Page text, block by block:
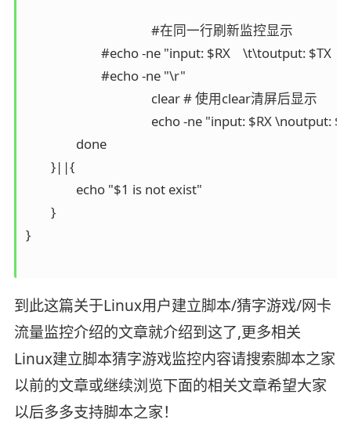
                        #echo -ne "input: $RX    \t\toutput: $TX  "
                        #echo -ne "\r"
                done
        }||{
                echo "$1 is not exist"
        }
}
到此这篇关于Linux用户建立脚本/猜字游戏/网卡
流量监控介绍的文章就介绍到这了,更多相关
Linux建立脚本猜字游戏监控内容请搜索脚本之家
以前的文章或继续浏览下面的相关文章希望大家
以后多多支持脚本之家！